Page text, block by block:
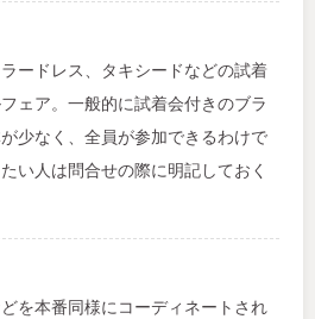
ードレス、タキシードなどの試着
ェア。一般的に試着会付きのブラ
少なく、全員が参加できるわけで
い人は問合せの際に明記しておく
を本番同様にコーディネートされ